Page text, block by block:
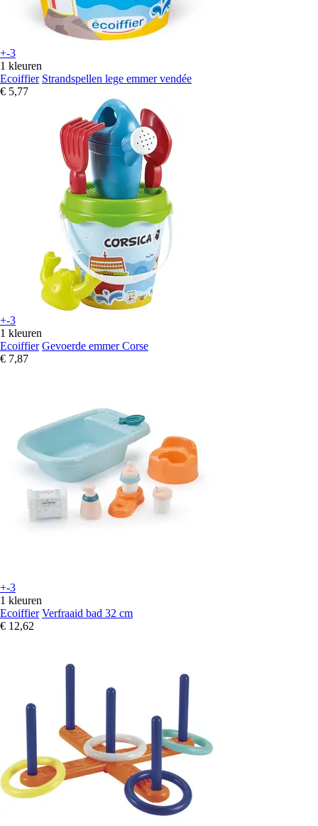
+-3
1 kleuren
Ecoiffier Strandspellen lege emmer vendée
€ 5,77
+-3
1 kleuren
Ecoiffier Gevoerde emmer Corse
€ 7,87
+-3
1 kleuren
Ecoiffier Verfraaid bad 32 cm
€ 12,62